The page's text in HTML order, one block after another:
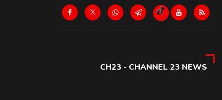
CH23 - CHANNEL 23 NEWS